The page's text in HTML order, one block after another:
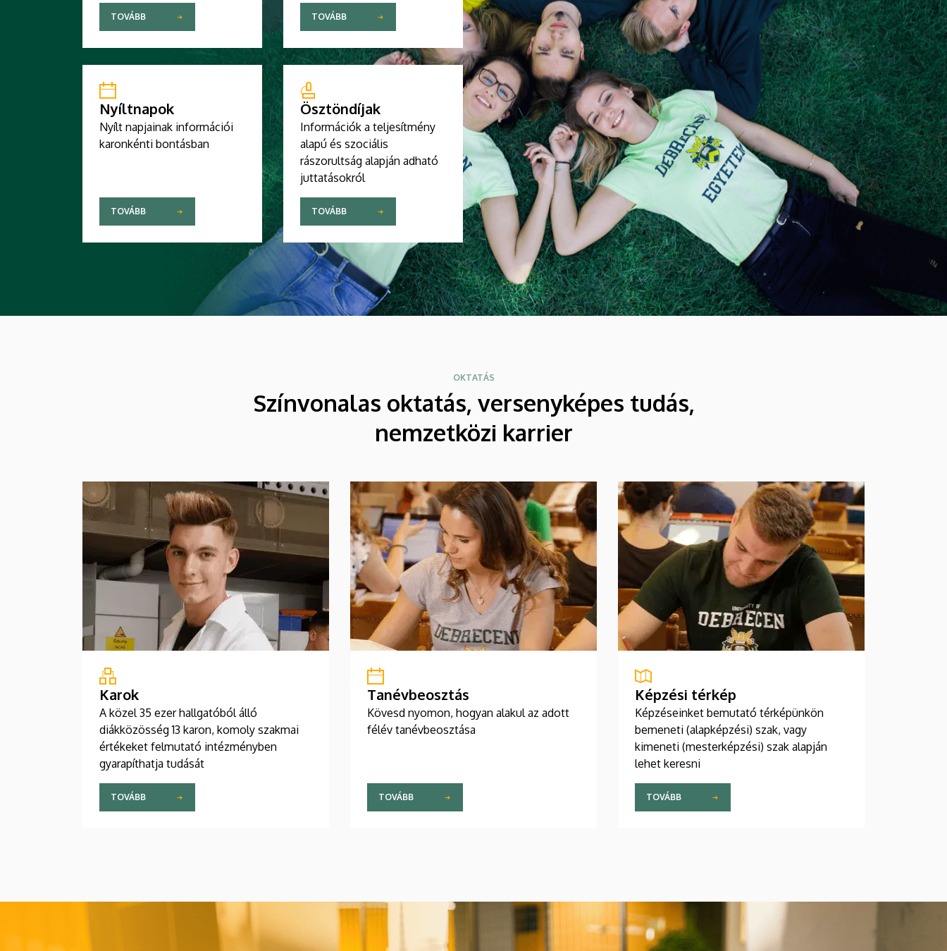
TOVÁBB TOVÁBB
Nyíltnapok
Nyílt napjainak információi
karonkénti bontásban
TOVÁBB
Ösztöndíjak
Információk a teljesítmény
alapú és szociális
rászorultság alapján adható
juttatásokról
TOVÁBB
OKTATÁS
Színvonalas oktatás, versenyképes tudás,
nemzetközi karrier
Karok
A közel 35 ezer hallgatóból álló
diákközösség 13 karon, komoly szakmai
értékeket felmutató intézményben
gyarapíthatja tudását
TOVÁBB
Tanévbeosztás
Kövesd nyomon, hogyan alakul az adott
félév tanévbeosztása
TOVÁBB
Képzési térkép
Képzéseinket bemutató térképünkön
bemeneti (alapképzési) szak, vagy
kimeneti (mesterképzési) szak alapján
lehet keresni
TOVÁBB